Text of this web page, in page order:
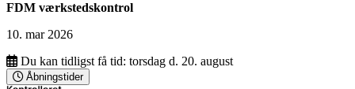
FDM værkstedskontrol
10. mar 2026
Du kan tidligst få tid: torsdag d. 20. august
Åbningstider